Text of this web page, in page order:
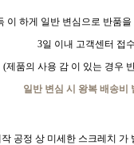
이 하게 일반 변심으로 반품
3일 이내 고객센터 접수
(제품의 사용 감 이 있는 경우
일반 변심 시 왕복 배송비
작 공정 상 미세한 스크레치 가